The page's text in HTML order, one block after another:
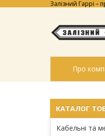
Залізний Гаррі –
Про
КАТАЛОГ
Кабельні та